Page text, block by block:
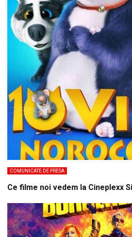
COMUNICATE DE PRESA
Ce filme noi vedem la Cineplexx